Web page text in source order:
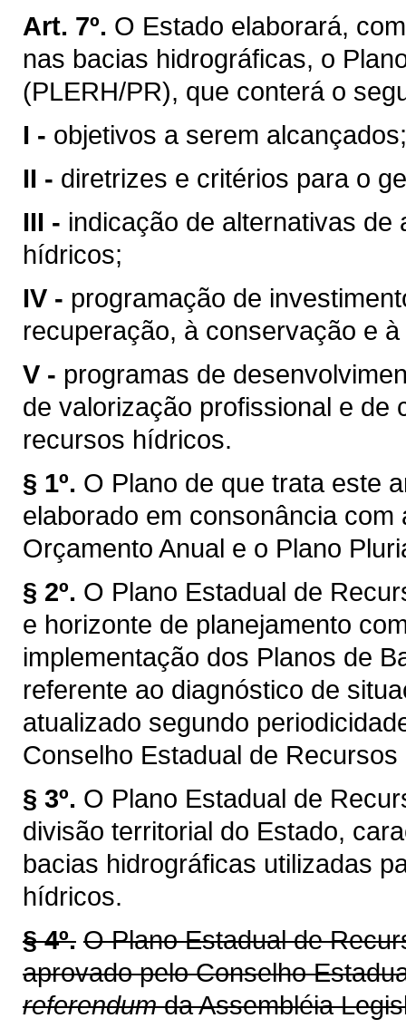
Art. 7º. O Estado elaborará,
nas bacias hidrográficas, o
(PLERH/PR), que conterá o
I - objetivos a serem alcançados;
II - diretrizes e critérios para o
III - indicação de alternativas
hídricos;
IV - programação de
recuperação, à conservação e
V - programas de
de valorização profissional e de
recursos hídricos.
§ 1º. O Plano de que trata este
elaborado em consonância
Orçamento Anual e o Plano
§ 2º. O Plano Estadual de
e horizonte de planejamento
implementação dos Planos de
referente ao diagnóstico de
atualizado segundo
Conselho Estadual de
§ 3º. O Plano Estadual de
divisão territorial do Estado,
bacias hidrográficas utilizadas
hídricos.
§ 4º. O Plano Estadual de
aprovado pelo Conselho
referendumda Assembléia